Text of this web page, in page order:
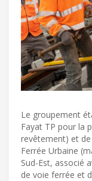
Le groupement
Fayat TP pour la
revêtement) et de
Ferrée Urbaine
Sud-Est, associé
de voie ferrée et